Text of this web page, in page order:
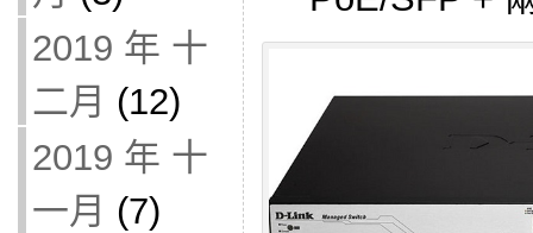
2019 年 十
二月 (12)
2019 年 十
一月 (7)